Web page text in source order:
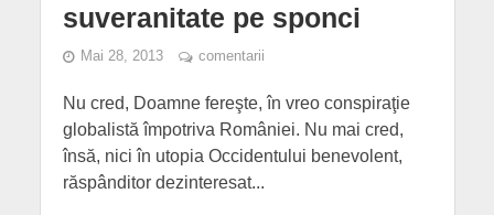
suveranitate pe sponci
Mai 28, 2013 comentarii
Nu cred, Doamne fereşte, în vreo conspiraţie
globalistă împotriva României. Nu mai cred,
însă, nici în utopia Occidentului benevolent,
răspânditor dezinteresat...